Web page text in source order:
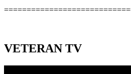
VETERAN TV